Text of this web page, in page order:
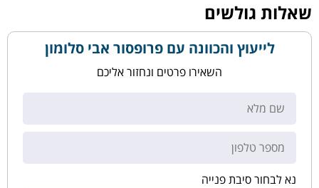
שאלות גולשים
לייעוץ והכוונה עם פרופסור אבי סלומון
השאירו פרטים ונחזור אליכם
נא לבחור סיבת פנייה